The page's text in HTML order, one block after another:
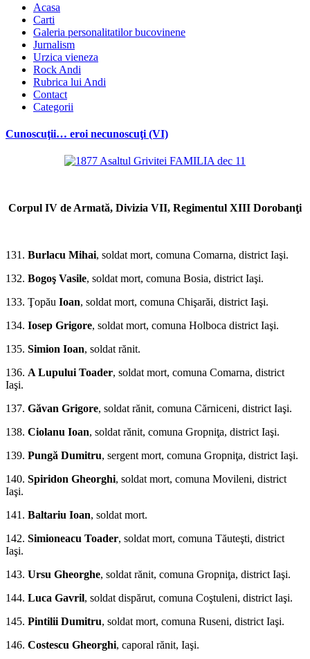
Acasa
Carti
Galeria personalitatilor bucovinene
Jurnalism
Urzica vieneza
Rock Andi
Rubrica lui Andi
Contact
Categorii
Cunoscuţii… eroi necunoscuţi (VI)
Corpul IV de Armată, Divizia VII, Regimentul XIII Dorobanţi
131. Burlacu Mihai, soldat mort, co­muna Comarna, district Iaşi.
132. Bogoş Vasile, soldat mort, comuna Bosia, district Iaşi.
133. Ţopău Ioan, soldat mort, comuna Chişarăi, district Iaşi.
134. Iosep Grigore, soldat mort, comuna Holboca district Iaşi.
135. Simion Ioan, soldat rănit.
136. A Lupului Toader, soldat mort, comuna Comarna, district
Iaşi.
137. Găvan Grigore, soldat rănit, comuna Cărniceni, district Iaşi.
138. Ciolanu Ioan, soldat rănit, comuna Gropniţa, district Iaşi.
139. Pungă Dumitru, sergent mort, comuna Gropniţa, district Iaşi.
140. Spiridon Gheorghi, soldat mort, comuna Movileni, district
Iaşi.
141. Baltariu Ioan, soldat mort.
142. Simioneacu Toader, soldat mort, comuna Tăuteşti, district
Iaşi.
143. Ursu Gheorghe, soldat rănit, comuna Gropniţa, district Iaşi.
144. Luca Gavril, sol­dat dispărut, comuna Coştuleni, district Iaşi.
145. Pintilii Dumitru, soldat mort, comuna Ruseni, district Iaşi.
146. Costescu Gheorghi, ca­poral rănit, Iaşi.